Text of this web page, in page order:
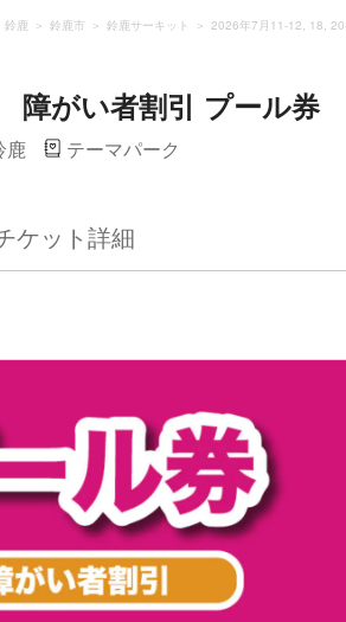
鈴鹿 鈴鹿市 鈴鹿サーキット 2026年7月11-12, 18,
障がい者割引 プール券
鹿 テーマパーク
ケット詳細